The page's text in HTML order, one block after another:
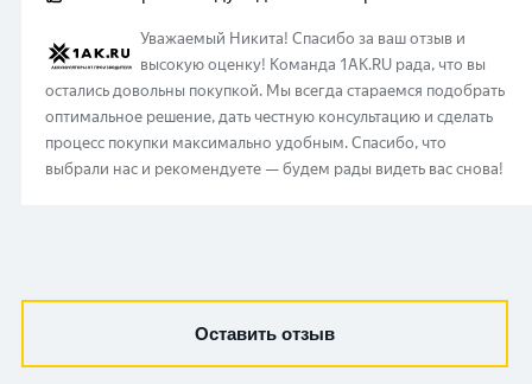
Уважаемый Никита! Спасибо за ваш отзыв и
высокую оценку! Команда 1AK.RU рада, что вы
остались довольны покупкой. Мы всегда стараемся подобрать
оптимальное решение, дать честную консультацию и сделать
процесс покупки максимально удобным. Спасибо, что
выбрали нас и рекомендуете — будем рады видеть вас снова!
Оставить отзыв